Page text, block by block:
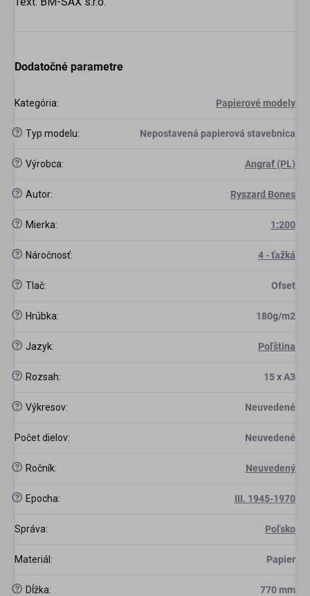
Dodatočné parametre
Kategória: Papierové modely
? Typ modelu: Nepostavená papierová stavebnica
? Výrobca: Angraf (PL)
? Autor: Ryszard Bones
? Mierka: 1:200
? Náročnosť: 4 - ťažká
? Tlač: Ofset
? Hrúbka: 180g/m2
? Jazyk: Poľština
? Rozsah: 15 x A3
? Výkresov: Neuvedené
Počet dielov: Neuvedené
? Ročník: Neuvedený
? Epocha: III. 1945-1970
Správa: Poľsko
Materiál : Papier
? Dĺžka: 770 mm